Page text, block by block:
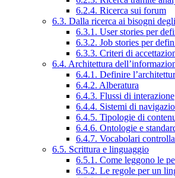
6.2.4. Ricerca sui forum
6.3. Dalla ricerca ai bisogni
6.3.1. User stories per
6.3.2. Job stories per
6.3.3. Criteri di
6.4. Architettura
6.4.1. Definire
6.4.2. Alberatura
6.4.3. Flussi di interazione
6.4.4. Sistemi di
6.4.5. Tipologie di
6.4.6. Ontologie e
6.4.7. Vocabolari
6.5. Scrittura e linguaggio
6.5.1. Come leggono le
6.5.2. Le regole per un